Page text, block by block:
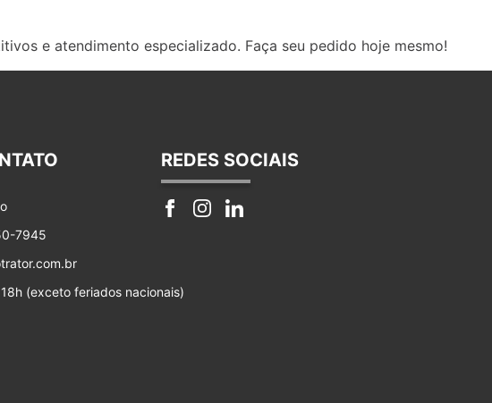
e atendimento especializado. Faça seu pedido hoje mesmo!
7945
(exceto feriados nacionais)
REDES SOCIAIS